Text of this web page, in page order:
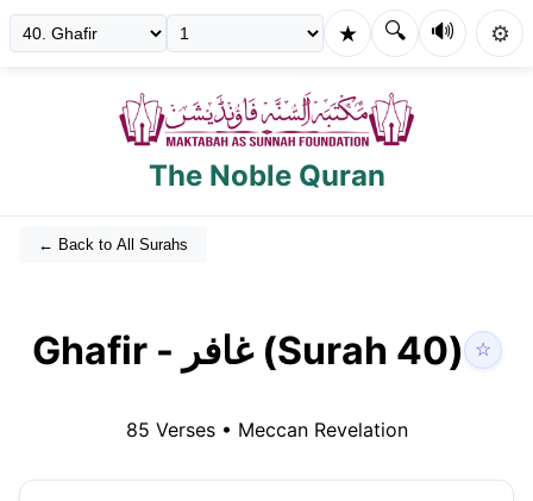
★ 🔍 🔊 ⚙️
The Noble Quran
← Back to All Surahs
Ghafir- غافر(Surah 40) ☆
85 Verses • MeccanRevelation